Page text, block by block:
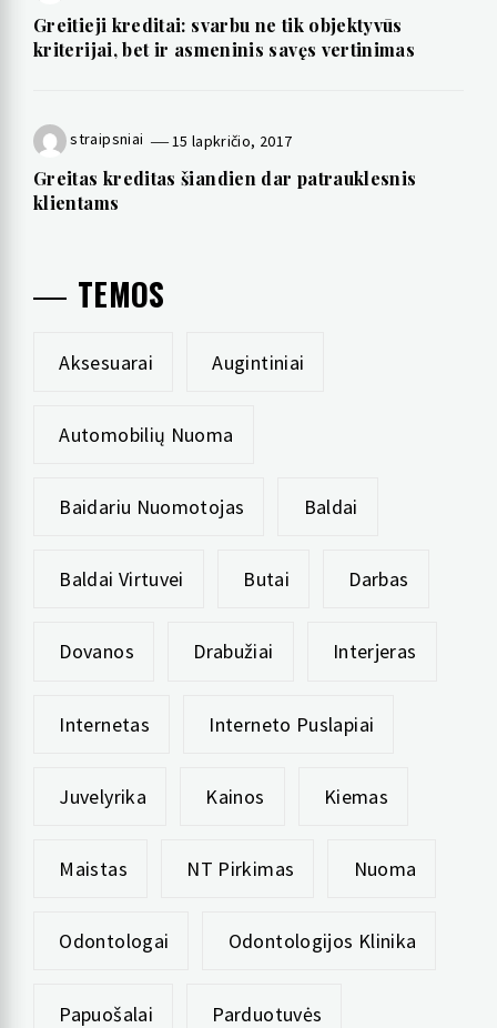
Greitieji kreditai: svarbu ne tik objektyvūs
kriterijai, bet ir asmeninis savęs vertinimas
straipsniai 15 lapkričio, 2017
Greitas kreditas šiandien dar patrauklesnis
klientams
TEMOS
Aksesuarai Augintiniai
Automobilių Nuoma
Baidariu Nuomotojas Baldai
Baldai Virtuvei Butai Darbas
Dovanos Drabužiai Interjeras
Internetas Interneto Puslapiai
Juvelyrika Kainos Kiemas
Maistas NT Pirkimas Nuoma
Odontologai Odontologijos Klinika
Papuošalai Parduotuvės